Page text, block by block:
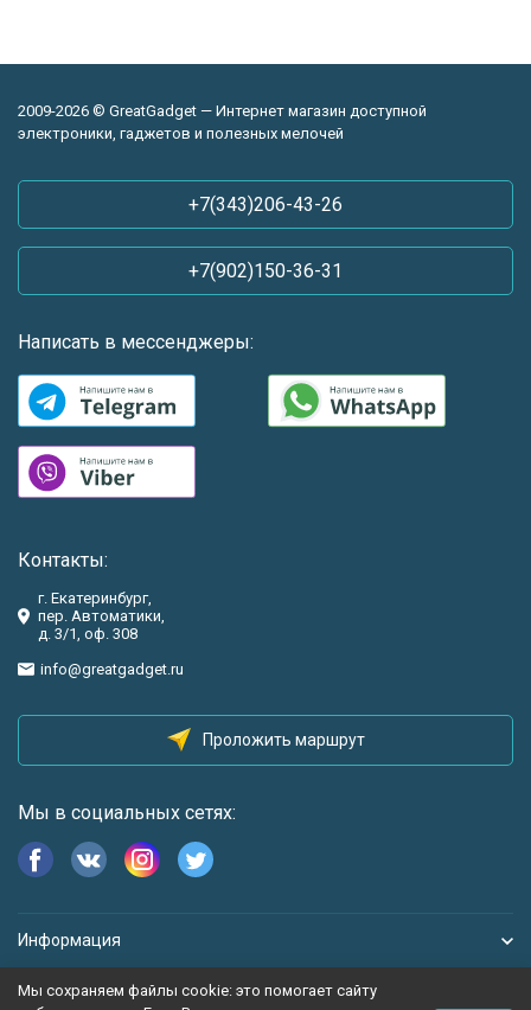
2009-2026 © GreatGadget — Интернет магазин доступной
электроники, гаджетов и полезных мелочей
+7(343)206-43-26
+7(902)150-36-31
Написать в мессенджеры:
Контакты:
г. Екатеринбург,
пер. Автоматики,
д. 3/1, оф. 308
info@greatgadget.ru
Проложить маршрут
Мы в социальных сетях:
Информация
Мы сохраняем файлы cookie: это помогает сайту